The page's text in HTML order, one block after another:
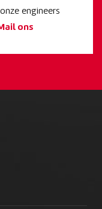
engineers
ons